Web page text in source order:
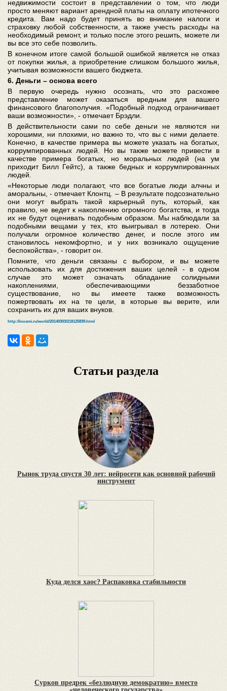
недвижимости состоит в представлении о том, что люди
просто меняют вариант арендной платы на оплату ипотечного
кредита. Вам надо будет принять во внимание налоги и
страховку любой собственности, а также учесть расходы на
необходимый ремонт, и только после этого решить, можете ли
вы все это себе позволить.
В конечном итоге самой большой ошибкой является не отказ
от покупки жилья, а приобретение слишком большого жилья,
учитывая возможности вашего бюджета.
6. Деньги – основа всего
В первую очередь нужно осознать, что это расхожее
представление может оказаться вредным для вашего
финансового благополучия. «Подобный подход ограничивает
ваши возможности», - отмечает Брэдли.
В действительности сами по себе деньги не являются ни
хорошими, ни плохими, но важно то, что вы с ними делаете.
Конечно, в качестве примера вы можете указать на богатых,
коррумпированных людей. Но вы также можете привести в
качестве примера богатых, но моральных людей (на ум
приходит Билл Гейтс), а также бедных и коррумпированных
людей.
«Некоторые люди полагают, что все богатые люди алчны и
аморальны, - отмечает Клонтц. – В результате подсознательно
они могут выбрать такой карьерный путь, который, как
правило, не ведет к накоплению огромного богатства, и тогда
их не будут оценивать подобным образом. Мы наблюдали за
подобными вещами у тех, кто выигрывал в лотерею. Они
получали огромное количество денег, и после этого им
становилось некомфортно, и у них возникало ощущение
беспокойства», - говорит он.
Помните, что деньги связаны с выбором, и вы можете
использовать их для достижения ваших целей - в одном
случае это может означать обладание солидными
накоплениями, обеспечивающими беззаботное
существование, но вы имеете также возможность
пожертвовать их на те цели, в которые вы верите, или
сохранить их для ваших внуков.
http://inosmi.ru/world/20140303/218125839.html
Статьи раздела
Рынок труда спустя 30 лет: нейросети как основной рабочий
инструмент
Куда делся хаос? Распаковка стабильности
Сурков предрек «безлюдную демократию» вместо